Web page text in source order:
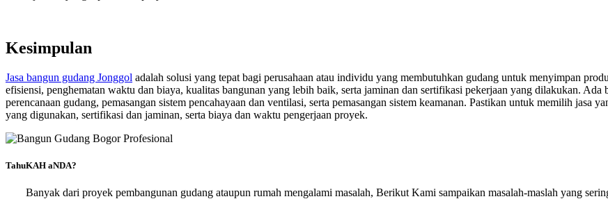
Kesimpulan
Jasa bangun gudang Jonggol adalah solusi yang tepat bagi perusahaan atau individu yang membutuhkan gudang untuk menyimpan
efisiensi, penghematan waktu dan biaya, kualitas bangunan yang lebih baik, serta jaminan dan sertifikasi pekerjaan yang dilakukan. Ada
perencanaan gudang, pemasangan sistem pencahayaan dan ventilasi, serta pemasangan sistem keamanan. Pastikan untuk memilih jasa
yang digunakan, sertifikasi dan jaminan, serta biaya dan waktu pengerjaan proyek.
TahuKAH aNDA?
Banyak dari proyek pembangunan gudang ataupun rumah mengalami masalah, Berikut Kami sampaikan masalah-maslah yang